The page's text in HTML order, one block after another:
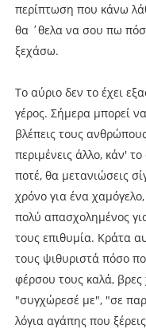
περίπτωση που κάνω
θα ΄θελα να σου πω
ξεχάσω.
Το αύριο δεν το έχει
γέρος. Σήμερα μπορεί
βλέπεις τους
περιμένεις άλλο, κάν'
ποτέ, θα μετανιώσεις
χρόνο για ένα
πολύ απασχολημένος
τους επιθυμία. Κράτα
τους ψιθυριστά πόσο
φέρσου τους καλά,
"συγχώρεσέ με", "σε
λόγια αγάπης που